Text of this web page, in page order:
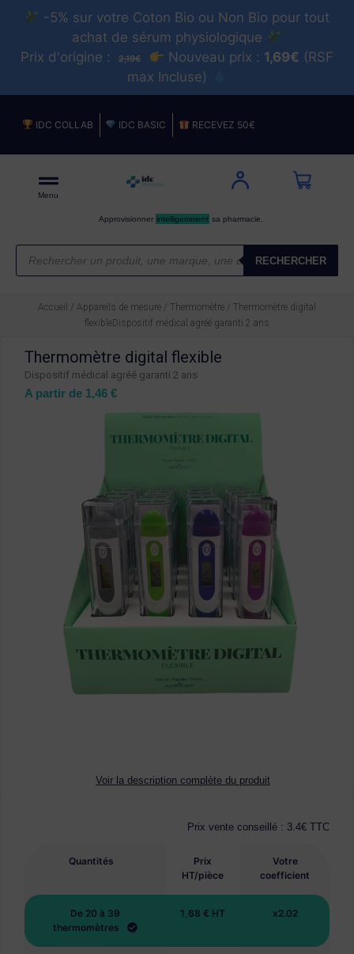
-5% sur votre Coton Bio ou Non Bio pour tout
achat de sérum physiologique
Prix d'origine :
2,19€ Nouveau prix : 1,69€ (RSF
max Incluse)
IDC COLLAB IDC BASIC RECEVEZ 50€
Menu
Approvisionner intelligemment sa pharmacie.
RECHERCHER
Accueil / Appareils de mesure / Thermomètre / Thermomètre digital
flexibleDispositif médical agréé garanti 2 ans
Thermomètre digital flexible
Dispositif médical agréé garanti 2 ans
A partir de 1,46 €
Voir la description complète du produit
Prix vente conseillé : 3.4€ TTC
Quantités
Prix
HT/pièce
Votre
coefficient
De 20 à 39
thermomètres
1,68 € HT x2.02